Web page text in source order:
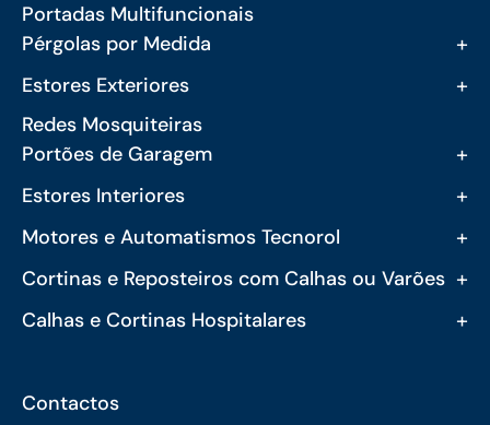
Portadas Multifuncionais
Pérgolas por Medida
+
Estores Exteriores +
Redes Mosquiteiras
Portões de Garagem
+
Estores Interiores +
Motores e Automatismos Tecnorol +
Cortinas e Reposteiros com Calhas ou Varões +
Calhas e Cortinas Hospitalares +
Contactos